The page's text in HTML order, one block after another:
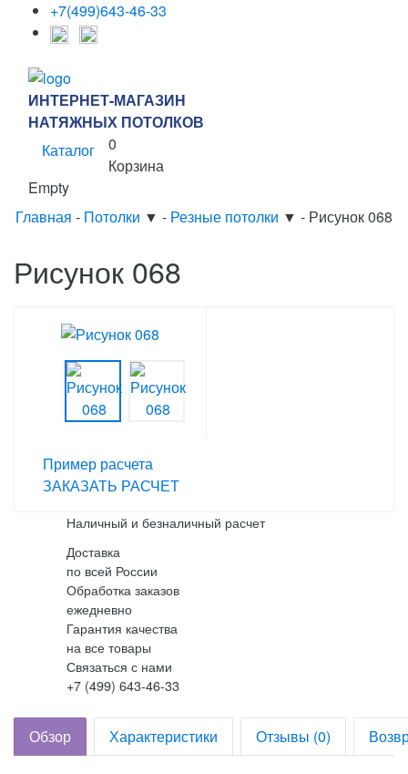
+7(499)643-46-33
ИНТЕРНЕТ-МАГАЗИН
НАТЯЖНЫХ ПОТОЛКОВ
Каталог
0
Корзина
Empty
Главная - Потолки ▼ - Резные потолки ▼ - Рисунок 068
Рисунок 068
Пример расчета
ЗАКАЗАТЬ РАСЧЕТ
Наличный и безналичный расчет
Доставка
по всей России
Обработка заказов
ежедневно
Гарантия качества
на все товары
Связаться с нами
+7 (499) 643-46-33
Обзор Характеристики Отзывы (0)